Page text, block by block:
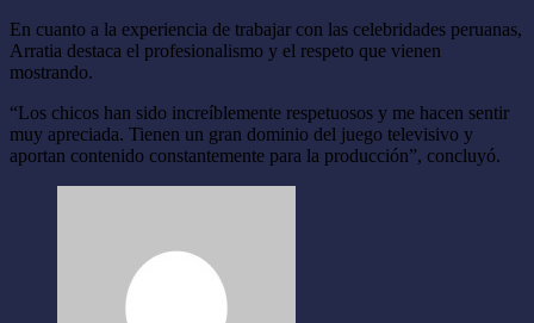
En cuanto a la experiencia de trabajar con las celebridades peruanas,
Arratia destaca el profesionalismo y el respeto que vienen
mostrando.
“Los chicos han sido increíblemente respetuosos y me hacen sentir
muy apreciada. Tienen un gran dominio del juego televisivo y
aportan contenido constantemente para la producción”, concluyó.